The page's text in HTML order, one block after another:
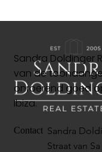
Sandra Doldinger
van de
onroerend goed
Ibiza.
Contact Sandra
Straat van